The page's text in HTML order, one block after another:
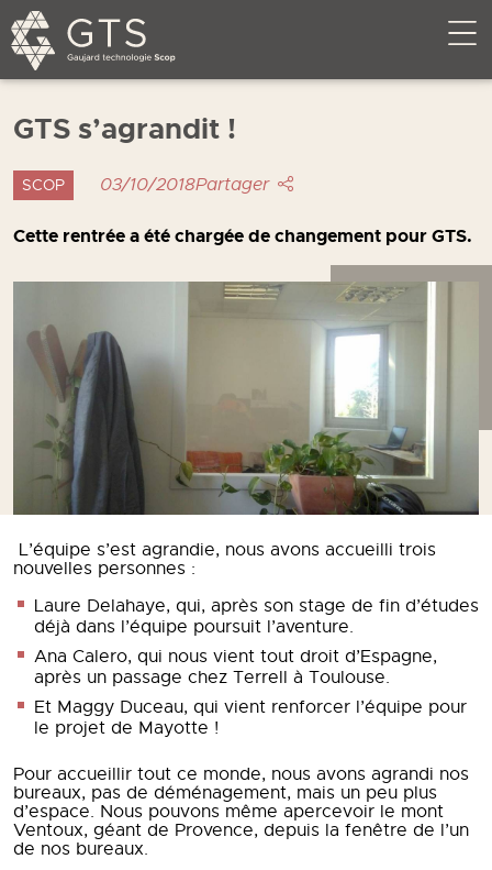
GTS s’agrandit !
SCOP 03/10/2018Partager
Cette rentrée a été chargée de changement pour GTS.
L’équipe s’est agrandie, nous avons accueilli trois
nouvelles personnes :
Laure Delahaye, qui, après son stage de fin d’études
déjà dans l’équipe poursuit l’aventure.
Ana Calero, qui nous vient tout droit d’Espagne,
après un passage chez Terrell à Toulouse.
Et Maggy Duceau, qui vient renforcer l’équipe pour
le projet de Mayotte !
Pour accueillir tout ce monde, nous avons agrandi nos
bureaux, pas de déménagement, mais un peu plus
d’espace. Nous pouvons même apercevoir le mont
Ventoux, géant de Provence, depuis la fenêtre de l’un
de nos bureaux.